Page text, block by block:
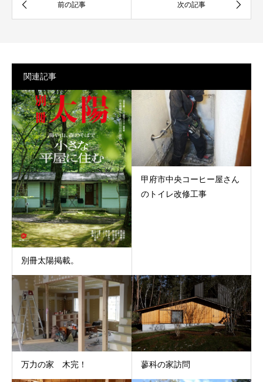
関連記事
別冊太陽掲載。
甲府市中央コーヒー屋さん
のトイレ改修工事
万力の家 木完！ 蓼科の家訪問